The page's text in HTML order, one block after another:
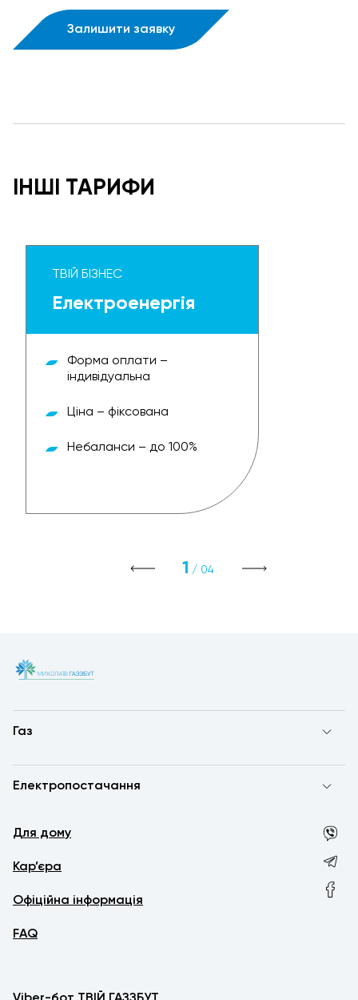
Залишити заявку
ІНШІ ТАРИФИ
ТВІЙ БІЗНЕС
Електроенергія
Форма оплати –
індивідуальна
Ціна – фіксована
Небаланси – до 100%
1 / 04
Газ
Електропостачання
Для дому
Кар’єра
Офіційна інформація
FAQ